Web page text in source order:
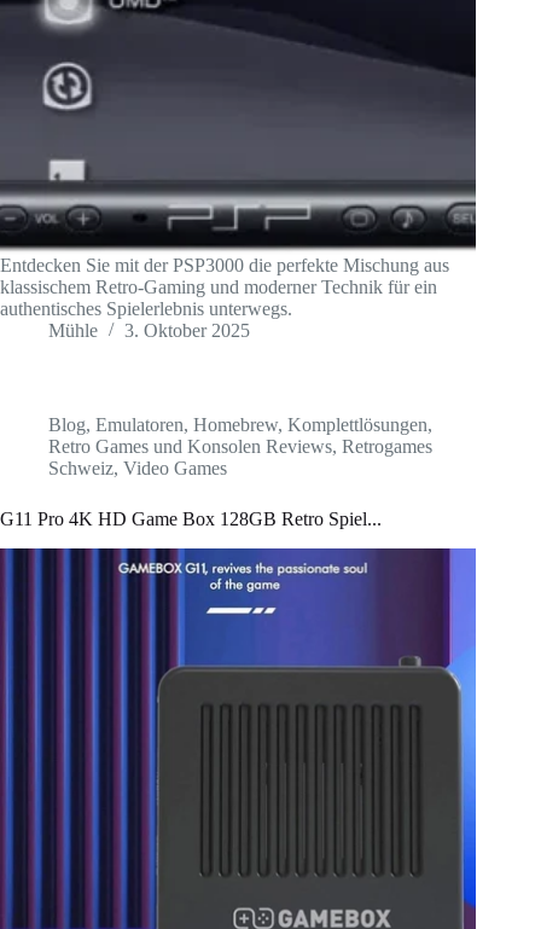
Entdecken Sie mit der PSP3000 die perfekte Mischung aus
klassischem Retro-Gaming und moderner Technik für ein
authentisches Spielerlebnis unterwegs.
Mühle
3. Oktober 2025
Blog, Emulatoren, Homebrew, Komplettlösungen,
Retro Games und Konsolen Reviews, Retrogames
Schweiz, Video Games
G11 Pro 4K HD Game Box 128GB Retro Spiel...